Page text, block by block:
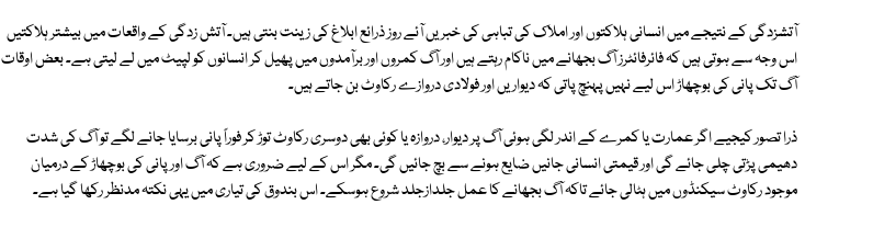
آتشزدگی کے نتیجے میں انسانی ہلاکتوں اور املاک کی تباہی کی خبریں آئے روز ذرائع ابلاغ کی زینت بنتی ہیں۔ آتش زدگی کے واقعات میں بیشتر ہلاکتیں
اس وجہ سے ہوتی ہیں کہ فائرفائٹرز آگ بجھانے میں ناکام رہتے ہیں اور آگ کمروں اور برآمدوں میں پھیل کر انسانوں کو لپیٹ میں لے لیتی ہے۔ بعض اوقات
آگ تک پانی کی بوچھاڑ اس لیے نہیں پہنچ پاتی کہ دیواریں اور فولادی دروازے رکاوٹ بن جاتے ہیں۔
ذرا تصور کیجیے اگر عمارت یا کمرے کے اندر لگی ہوئی آگ پر دیوار، دروازہ یا کوئی بھی دوسری رکاوٹ توڑ کر فوراً پانی برسایا جانے لگے تو آگ کی شدت
دھیمی پڑتی چلی جائے گی اور قیمتی انسانی جانیں ضایع ہونے سے بچ جائیں گی۔ مگر اس کے لیے ضروری ہے کہ آگ اور پانی کی بوچھاڑ کے درمیان
موجود رکاوٹ سیکنڈوں میں ہٹالی جائے تاکہ آگ بجھانے کا عمل جلدازجلد شروع ہوسکے۔ اس بندوق کی تیاری میں یہی نکتہ مدنظر رکھا گیا ہے۔